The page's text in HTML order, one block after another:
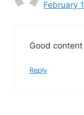
February
Good content
Reply